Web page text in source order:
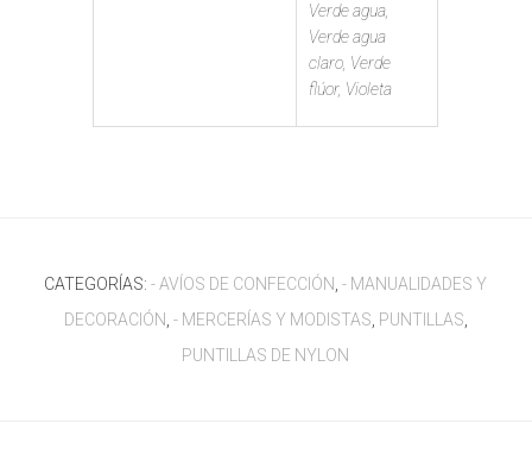
Verde agua,
Verde agua
claro, Verde
flúor, Violeta
CATEGORÍAS:- AVÍOS DE CONFECCIÓN ,- MANUALIDADES Y
DECORACIÓN - MERCERÍAS Y MODISTAS PUNTILLAS
PUNTILLAS DE NYLON